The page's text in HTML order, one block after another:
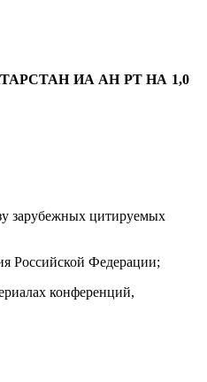
ИА АН РТ НА 1,0
зарубежных цитируемых
Российской Федерации;
конференций,